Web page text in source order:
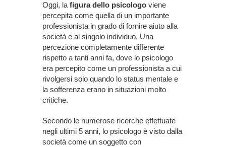
Oggi, la figura dello psicologo viene
percepita come quella di un importante
professionista in grado di fornire aiuto alla
società e al singolo individuo. Una
percezione completamente differente
rispetto a tanti anni fa, dove lo psicologo
era percepito come un professionista a cui
rivolgersi solo quando lo status mentale e
la sofferenza erano in situazioni molto
critiche.
Secondo le numerose ricerche effettuate
negli ultimi 5 anni, lo psicologo è visto dalla
società come un soggetto con